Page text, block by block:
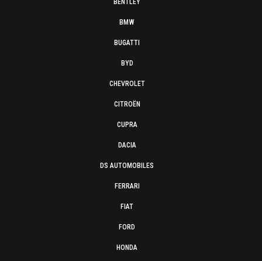
BENTLEY
BMW
BUGATTI
BYD
CHEVROLET
CITROËN
CUPRA
DACIA
DS AUTOMOBILES
FERRARI
FIAT
FORD
HONDA